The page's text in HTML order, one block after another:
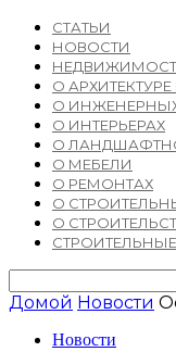
СТАТЬИ
НОВОСТИ
О
О
О ИНТЕРЬЕРАХ
О
О МЕБЕЛИ
О РЕМОНТАХ
О
О
Домой Новости
Новости